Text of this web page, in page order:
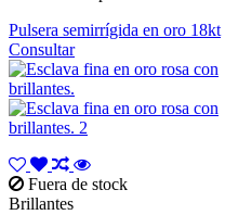
Pulsera semirrígida en oro 18kt
Consultar
Fuera de stock
Brillantes